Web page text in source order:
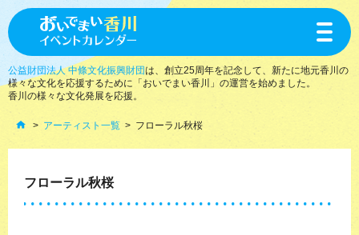
toggle
公益財団法人 中條文化振興財団は、創立25周年を記念して、新たに地元香川の
様々な文化を応援するために「おいでまい香川」の運営を始めました。
香川の様々な文化発展を応援。
アーティスト一覧 フローラル秋桜
フローラル秋桜